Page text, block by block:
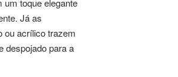
um toque elegante
Já as
ou acrílico trazem
despojado para a